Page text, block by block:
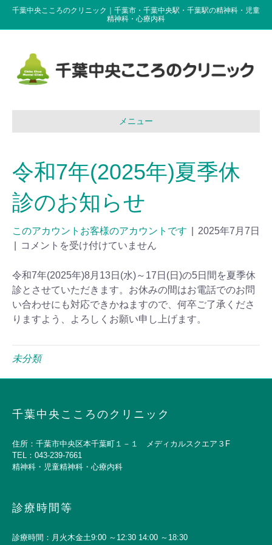
千葉中央こころのクリニック｜千葉市・千葉中央駅・千葉駅の精神科・児童
精神科・心療内科
メニュー
令和7年(2025年)夏季休
診のお知らせ
このアカウントお客様のアカウントです
2025年7月7日
コメントを受け付けていません
令和7年(2025年)8月13日(水)～17日(日)の5日間を夏季休
診とさせていただきます。お休みの間はお電話でのお問
い合わせにも対応できかねますので、何卒ご了承くださ
りますよう、よろしくお願い申し上げます。
未分類
千葉中央こころのクリニック
住所：千葉市中央区本千葉町１－１ メディカルスクエア３F
TEL：043-239-7661
精神科・児童精神科・心療内科
診療時間等
診療時間：月火木金土9:00 ～12:30 14:00 ～18:30